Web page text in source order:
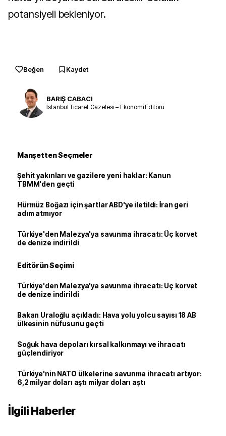
potansiyeli bekleniyor.
Beğen Kaydet
BARIŞ CABACI
İstanbul Ticaret Gazetesi – Ekonomi Editörü
Manşetten Seçmeler
Şehit yakınları ve gazilere yeni haklar: Kanun
TBMM'den geçti
Hürmüz Boğazı için şartlar ABD'ye iletildi: İran geri
adım atmıyor
Türkiye'den Malezya'ya savunma ihracatı: Üç korvet
de denize indirildi
Editörün Seçimi
Türkiye'den Malezya'ya savunma ihracatı: Üç korvet
de denize indirildi
Bakan Uraloğlu açıkladı: Hava yolu yolcu sayısı 18 AB
ülkesinin nüfusunu geçti
Soğuk hava depoları kırsal kalkınmayı ve ihracatı
güçlendiriyor
Türkiye'nin NATO ülkelerine savunma ihracatı artıyor:
6,2 milyar doları aştı milyar doları aştı
İlgili Haberler